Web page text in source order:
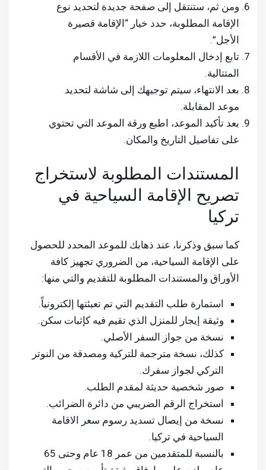
ومن ثم، ستنتقل إلى صفحة جديدة لتحديد نوع
الإقامة المطلوبة، حدد خيار “الإقامة قصيرة
الأجل”.
تابع إدخال المعلومات اللازمة في الأقسام
المتتالية.
بعد الانتهاء، سيتم توجيهك إلى شاشة لتحديد
موعد المقابلة.
بعد تأكيد الموعد، اطبع ورقة الموعد التي تحتوي
على تفاصيل التاريخ والمكان.
المستندات المطلوبة لاستخراج
تصريح الإقامة السياحية في
تركيا
كما سبق وذكرنا، عند ذهابك للموعد المحدد للحصول
على الإقامة السياحية، من الضروري تجهيز كافة
الأوراق والمستندات المطلوبة للتقديم والتي منها:
استمارة طلب التقديم التي تم تعبئتها إلكترونياً.
وثيقة إيجار للمنزل الذي تقيم فيه كإثبات سكن.
نسخة من جواز السفر الأصلي.
كذلك، نسخة مترجمة للتركية ومصدقة من النوتر
التركي لجواز سفرك.
صور شخصية حديثة لمقدم الطلب.
استخراج الرقم الضريبي من دائرة الضرائب.
نسخة من إيصال تسديد رسوم سعر الاقامة
السياحية في تركيا.
بالنسبة للمتقدمين من عمر 18 عام وحتى 65